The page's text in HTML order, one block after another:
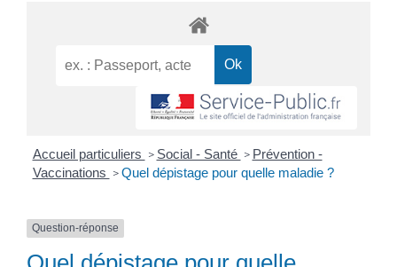
Accueil particuliers > Social - Santé > Prévention -
Vaccinations > Quel dépistage pour quelle maladie ?
Question-réponse